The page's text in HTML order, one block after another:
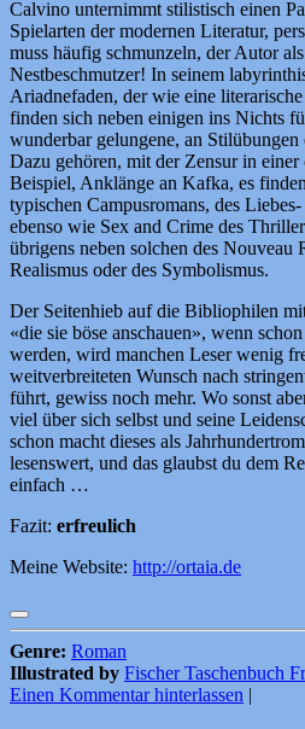
Calvino unternimmt stilistisch einen
Spielarten der modernen Literatur,
muss häufig schmunzeln, der Autor
Nestbeschmutzer! In seinem
Ariadnefaden, der wie eine
finden sich neben einigen ins Nichts
wunderbar gelungene, an
Dazu gehören, mit der Zensur in
Beispiel, Anklänge an Kafka, es
typischen Campusromans, des
ebenso wie Sex and Crime des
übrigens neben solchen des Nouveau
Realismus oder des Symbolismus.
Der Seitenhieb auf die Bibliophilen
«die sie böse anschauen», wenn
werden, wird manchen Leser wenig
weitverbreiteten Wunsch nach
führt, gewiss noch mehr. Wo sonst
viel über sich selbst und seine
schon macht dieses als
lesenswert, und das glaubst du dem
einfach …
Fazit: erfreulich
Meine Website: http://ortaia.de
Genre: Roman
Illustrated by Fischer Taschenbuch
Einen Kommentar hinterlassen |